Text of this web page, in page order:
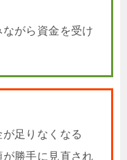
ながら資金を受け
が足りなくなる
が勝手に見直され